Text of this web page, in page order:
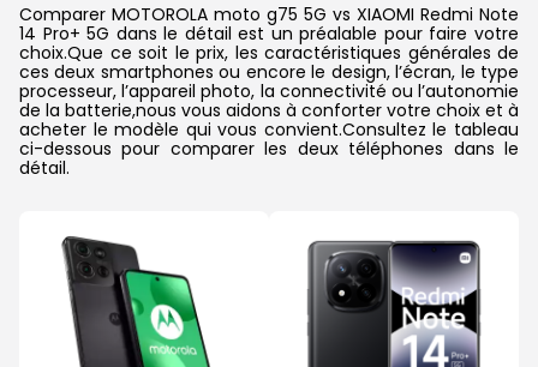
Comparer MOTOROLA moto g75 5G vs XIAOMI Redmi Note
14 Pro+ 5G dans le détail est un préalable pour faire votre
choix.Que ce soit le prix, les caractéristiques générales de
ces deux smartphones ou encore le design, l’écran, le type
processeur, l’appareil photo, la connectivité ou l’autonomie
de la batterie,nous vous aidons à conforter votre choix et à
acheter le modèle qui vous convient.Consultez le tableau
ci-dessous pour comparer les deux téléphones dans le
détail.